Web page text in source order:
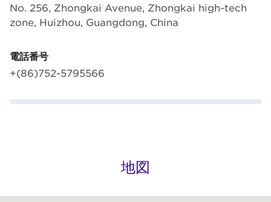
No. 256, Zhongkai Avenue, Zhongkai high-tech
zone, Huizhou, Guangdong, China
電話番号
+(86)752-5795566
地図